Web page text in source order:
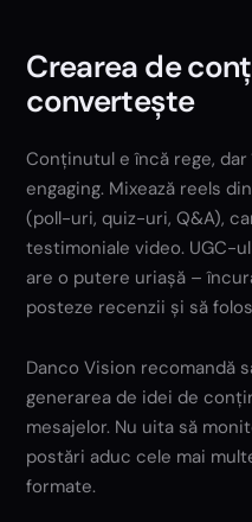
Crearea de
convertește
Conținutul e încă rege,
engaging. Mixează reels
(poll-uri, quiz-uri, Q&A),
testimoniale video. UGC-
are o putere uriașă –
posteze recenzii și să
Danco Vision recomandă
generarea de idei de
mesajelor. Nu uita să
postări aduc cele mai
formate.